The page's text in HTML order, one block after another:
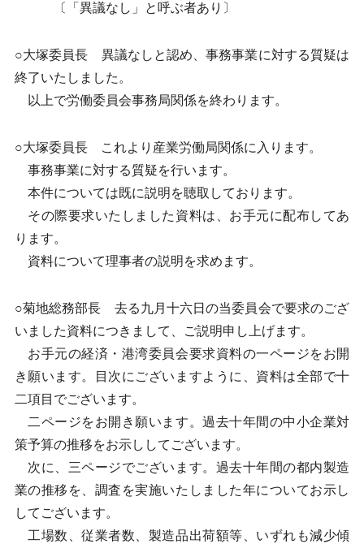
〔「異議なし」と呼ぶ者あり〕
○大塚委員長 異議なしと認め、事務事業に対する質疑は
終了いたしました。
以上で労働委員会事務局関係を終わります。
○大塚委員長 これより産業労働局関係に入ります。
事務事業に対する質疑を行います。
本件については既に説明を聴取しております。
その際要求いたしました資料は、お手元に配布してあ
ります。
資料について理事者の説明を求めます。
○菊地総務部長 去る九月十六日の当委員会で要求のござ
いました資料につきまして、ご説明申し上げます。
お手元の経済・港湾委員会要求資料の一ページをお開
き願います。目次にございますように、資料は全部で十
二項目でございます。
二ページをお開き願います。過去十年間の中小企業対
策予算の推移をお示ししてございます。
次に、三ページでございます。過去十年間の都内製造
業の推移を、調査を実施いたしました年についてお示し
してございます。
工場数、従業者数、製造品出荷額等、いずれも減少傾